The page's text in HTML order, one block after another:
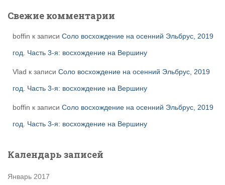
Свежие комментарии
boffin к записи Соло восхождение на осенний Эльбрус, 2019
год. Часть 3-я: восхождение на Вершину
Vlad к записи Соло восхождение на осенний Эльбрус, 2019
год. Часть 3-я: восхождение на Вершину
boffin к записи Соло восхождение на осенний Эльбрус, 2019
год. Часть 3-я: восхождение на Вершину
Календарь записей
Январь 2017